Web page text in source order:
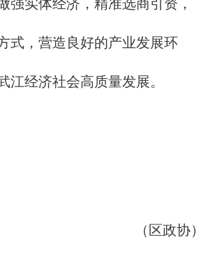
强实体经济，精准选商引资，
式，营造良好的产业发展环
江经济社会高质量发展。
（区政协）